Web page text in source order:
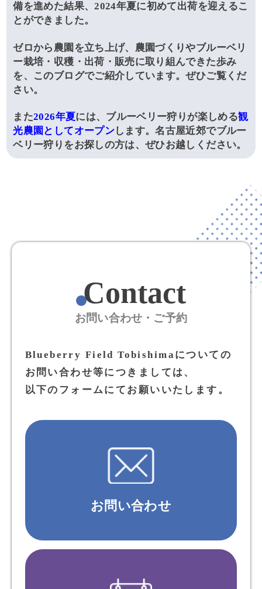
備を進めた結果、2024年夏に初めて出荷を迎えるこ
とができました。
ゼロから農園を立ち上げ、農園づくりやブルーベリ
ー栽培・収穫・出荷・販売に取り組んできた歩み
を、このブログでご紹介しています。ぜひご覧くだ
さい。
また2026年夏には、ブルーベリー狩りが楽しめる観
光農園としてオープンします。名古屋近郊でブルー
ベリー狩りをお探しの方は、ぜひお越しください。
Contact
お問い合わせ・ご予約
Blueberry Field Tobishimaについての
お問い合わせ等につきましては、
以下のフォームにてお願いいたします。
お問い合わせ